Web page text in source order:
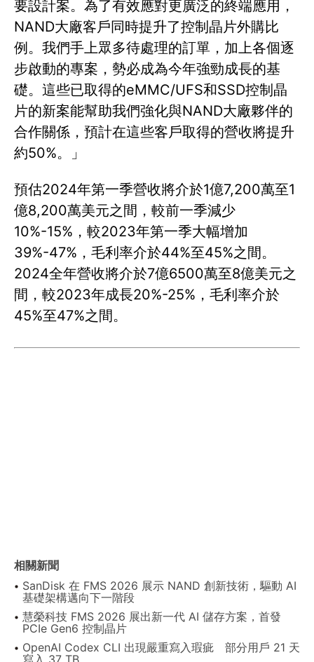
要設計案。為了有效應對更廣泛的終端應用，
NAND大廠客戶同時提升了控制晶片外購比
例。我們手上眾多待處理的訂單，加上各個逐
步啟動的專案，勢必成為今年強勁成長的基
礎。這些已取得的eMMC/UFS和SSD控制晶
片的新案能幫助我們強化與NAND大廠夥伴的
合作關係，預計在這些客戶取得的營收將提升
約50%。」
預估2024年第一季營收將介於1億7,200萬至1
億8,200萬美元之間，較前一季減少
10%-15%，較2023年第一季大幅增加
39%-47%，毛利率介於44%至45%之間。
2024全年營收將介於7億6500萬至8億美元之
間，較2023年成長20%-25%，毛利率介於
45%至47%之間。
相關新聞
SanDisk 在 FMS 2026 展示 NAND 創新技術，驅動 AI
基礎架構邁向下一階段
慧榮科技 FMS 2026 展出新一代 AI 儲存方案，首發
PCIe Gen6 控制晶片
OpenAI Codex CLI 出現嚴重寫入瑕疵 部分用戶 21 天
寫入 37 TB